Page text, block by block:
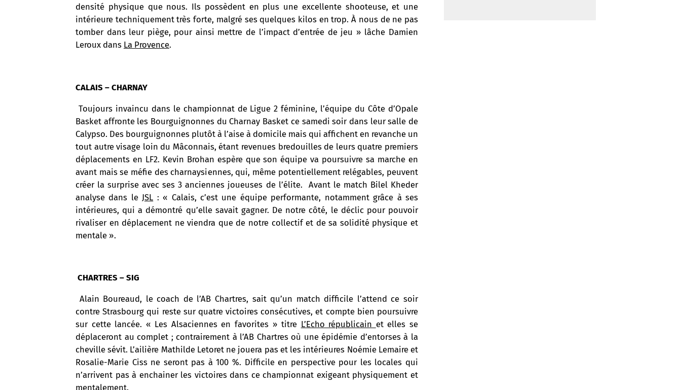
densité physique que nous. Ils possèdent en plus une excellente shooteuse, et une
intérieure techniquement très forte, malgré ses quelques kilos en trop. À nous de ne pas
tomber dans leur piège, pour ainsi mettre de l’impact d’entrée de jeu » lâche Damien
Leroux dans La Provence.
CALAIS – CHARNAY
Toujours invaincu dans le championnat de Ligue 2 féminine, l’équipe du Côte d’Opale
Basket affronte les Bourguignonnes du Charnay Basket ce samedi soir dans leur salle de
Calypso. Des bourguignonnes plutôt à l’aise à domicile mais qui affichent en revanche un
tout autre visage loin du Mâconnais, étant revenues bredouilles de leurs quatre premiers
déplacements en LF2. Kevin Brohan espère que son équipe va poursuivre sa marche en
avant mais se méfie des charnaysiennes, qui, même potentiellement relégables, peuvent
créer la surprise avec ses 3 anciennes joueuses de l’élite. Avant le match Bilel Kheder
analyse dans le JSL : « Calais, c’est une équipe performante, notamment grâce à ses
intérieures, qui a démontré qu’elle savait gagner. De notre côté, le déclic pour pouvoir
rivaliser en déplacement ne viendra que de notre collectif et de sa solidité physique et
mentale ».
CHARTRES – SIG
Alain Boureaud, le coach de l’AB Chartres, sait qu’un match difficile l’attend ce soir
contre Strasbourg qui reste sur quatre victoires consécutives, et compte bien poursuivre
sur cette lancée. « Les Alsaciennes en favorites » titre L’Echo républicain et elles se
déplaceront au complet ; contrairement à l’AB Chartres où une épidémie d’entorses à la
cheville sévit. L’ailière Mathilde Letoret ne jouera pas et les intérieures Noémie Lemaire et
Rosalie-Marie Ciss ne seront pas à 100 %. Difficile en perspective pour les locales qui
n’arrivent pas à enchainer les victoires dans ce championnat exigeant physiquement et
mentalement.